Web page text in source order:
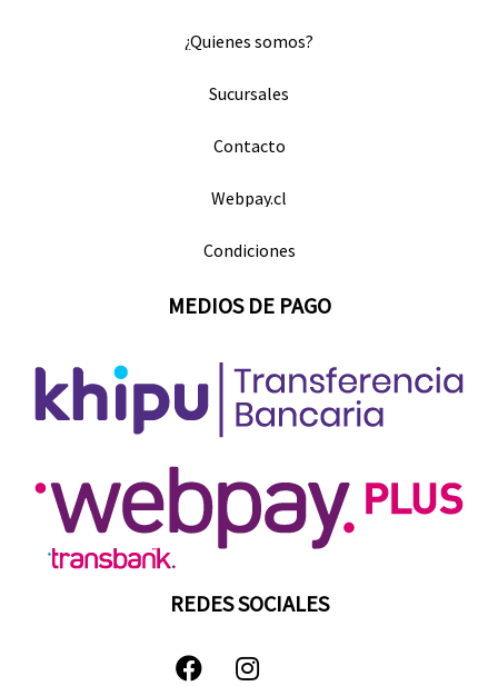
¿Quienes somos?
Sucursales
Contacto
Webpay.cl
Condiciones
MEDIOS DE PAGO
REDES SOCIALES